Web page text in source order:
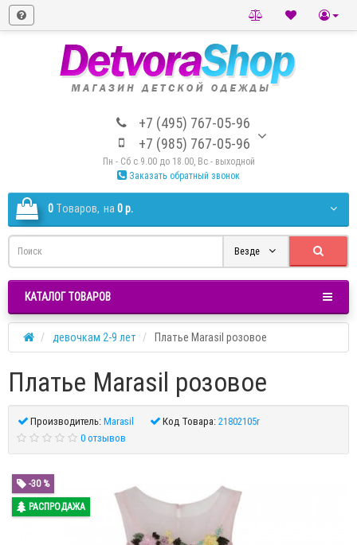
+7 (495) 767-05-96
+7 (985) 767-05-96
Пн - Сб с 9.00 до 18.00, Вс - выходной
Заказать обратный звонок
0 Tоваров, на 0 р.
Везде
КАТАЛОГ ТОВАРОВ
девочкам 2-9 лет Платье Marasil розовое
Платье Marasil розовое
Производитель:Marasil Код Товара:21802105r
0 отзывов
-30 %
РАСПРОДАЖА